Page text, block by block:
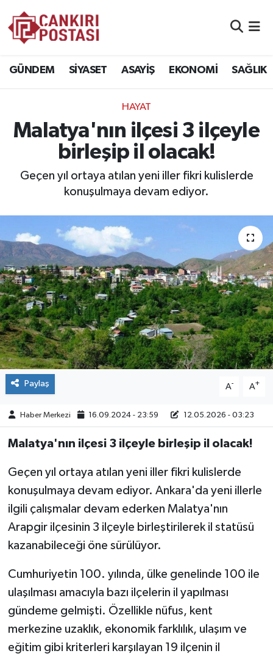
GÜNDEM SİYASET ASAYİŞ EKONOMİ SAĞLIK
HAYAT
Malatya'nın ilçesi 3 ilçeyle
birleşip il olacak!
Geçen yıl ortaya atılan yeni iller fikri kulislerde
konuşulmaya devam ediyor.
Paylaş A- A+
Haber Merkezi 16.09.2024 - 23:59 12.05.2026 - 03:23
Malatya'nın ilçesi 3 ilçeyle birleşip il olacak!
Geçen yıl ortaya atılan yeni iller fikri kulislerde
konuşulmaya devam ediyor. Ankara'da yeni illerle
ilgili çalışmalar devam ederken Malatya'nın
Arapgir ilçesinin 3 ilçeyle birleştirilerek il statüsü
kazanabileceği öne sürülüyor.
Cumhuriyetin 100. yılında, ülke genelinde 100 ile
ulaşılması amacıyla bazı ilçelerin il yapılması
gündeme gelmişti. Özellikle nüfus, kent
merkezine uzaklık, ekonomik farklılık, ulaşım ve
eğitim gibi kriterleri karşılayan 19 ilçenin il
EKONOMİ
SAĞLIK
EĞİTİM
YAŞAM
ÇEVRE
İLÇELER
RESMİ İLANLAR
KÜLTÜR
TURİZM
MAGAZİN
VEFAT
BİLİM&TEKNOLOJİ
BÖLGE
TÜRKİYE
DÜNYA
Trafik Durumu
Süper Lig Puan Durumu ve Fikstür
Son Dakika Haberleri
Haber Arşivi